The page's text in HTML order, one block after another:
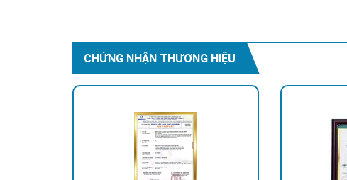
CHỨNG NHẬN THƯƠNG HIỆU